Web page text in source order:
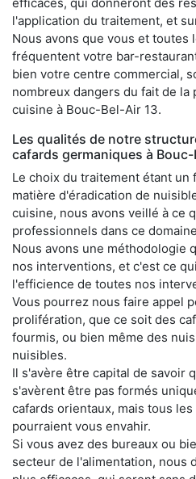
l'application du traitement, et
Nous avons que vous et toutes
fréquentent votre bar-
bien votre centre commercial,
nombreux dangers du fait de la
cuisine à Bouc-Bel-Air 13.
Les qualités de notre
cafards germaniques à
Le choix du traitement étant un
matière d'éradication de
cuisine, nous avons veillé à ce
professionnels dans ce
Nous avons une méthodologie
nos interventions, et c'est ce
l'efficience de toutes nos
Vous pourrez nous faire appel
prolifération, que ce soit des
fourmis, ou bien même des
nuisibles.
Il s'avère être capital de savoir
s'avèrent être pas formés
cafards orientaux, mais tous
pourraient vous envahir.
Si vous avez des bureaux ou
secteur de l'alimentation, nous